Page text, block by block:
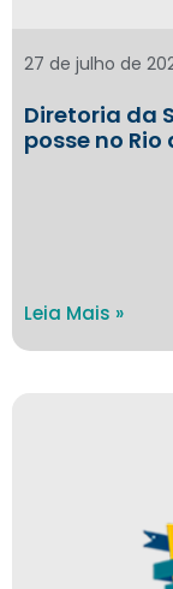
Diretoria da
posse no
27 de julho de
Leia Mais »